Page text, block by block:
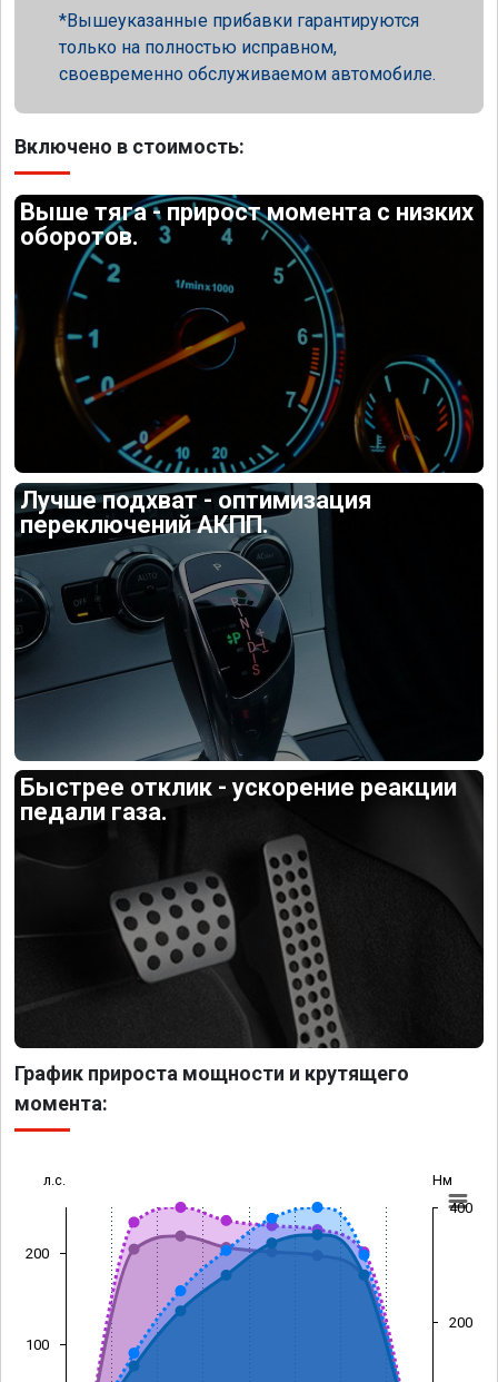
Вышеуказанные прибавки гарантируются
только на полностью исправном,
своевременно обслуживаемом автомобиле.
Включено в стоимость:
Выше тяга - прирост момента с низких
оборотов.
Лучше подхват - оптимизация
переключений АКПП.
Быстрее отклик - ускорение реакции
педали газа.
График прироста мощности и крутящего
момента:
л.с. Нм
100
200
200
400